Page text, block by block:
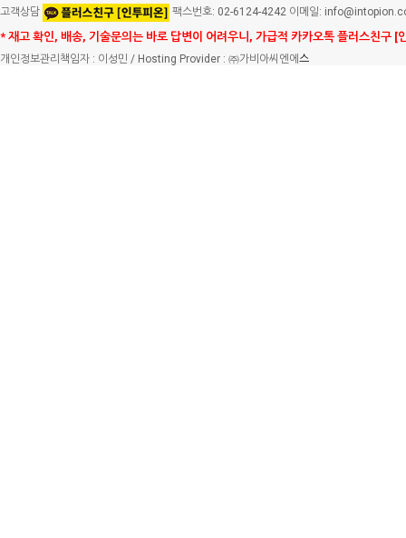
고객상담
팩스번호: 02-6124-4242 이메일:
* 재고 확인, 배송, 기술문의는 바로 답변이 어려우니, 가급적 카카오톡 플러스친구 [
개인정보관리책임자 : 이성민 / Hosting Provider : ㈜가비아씨엔에 스